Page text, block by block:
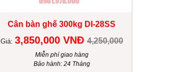
Cân bàn ghế 300kg DI-28SS
Giá: 3,850,000 VNĐ4,250,000
Miễn phí giao hàng
Bảo hành: 24 Tháng